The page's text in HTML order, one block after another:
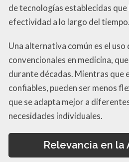
de tecnologías establecidas
efectividad a lo largo del tiempo.
Una alternativa común es el uso
convencionales en medicina,
durante décadas. Mientras que
confiables, pueden ser menos
que se adapta mejor a
necesidades individuales.
Relevancia en la